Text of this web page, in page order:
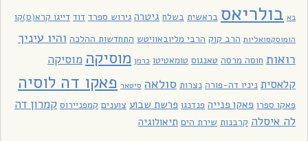
בא בולריאס בראשית בשלח גיטרה גירוש ספרד דוד דייגו קרא(ס)קו
הומוסקסואליות הרב קוק הרבי מליובאוויטש התחדשות ההלכה והיו עיניך
רואות חוסה מרסה טאנגוס טומאטיטו כרמן מוסיקה מוסיקה
קלאסית ניניו דה-פורה נצרות סולאה סיטאר פאקו דה לוסיה
פאקו ספרו פאקו פנייה פנדנגו פרשת שבוע צוענים קמפניירוס קמרון דה
לה איסלה קרבנות שירת הים תיאולוגיה